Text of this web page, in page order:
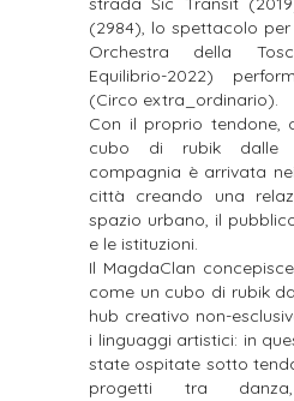
(2984), lo spettacolo
Orchestra della
Equilibrio-2022)
(Circo extra_ordinario).
Con il proprio tendone,
cubo di rubik dalle
compagnia è arrivata
città creando una
spazio urbano, il
e le istituzioni.
Il MagdaClan
come un cubo di rubik
hub creativo non-
i linguaggi artistici: in
state ospitate sotto
progetti tra